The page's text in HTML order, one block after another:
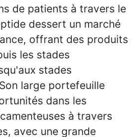
de patients à travers le
dessert un marché
offrant des produits
les stades
stades
large portefeuille
dans les
à travers
avec une grande